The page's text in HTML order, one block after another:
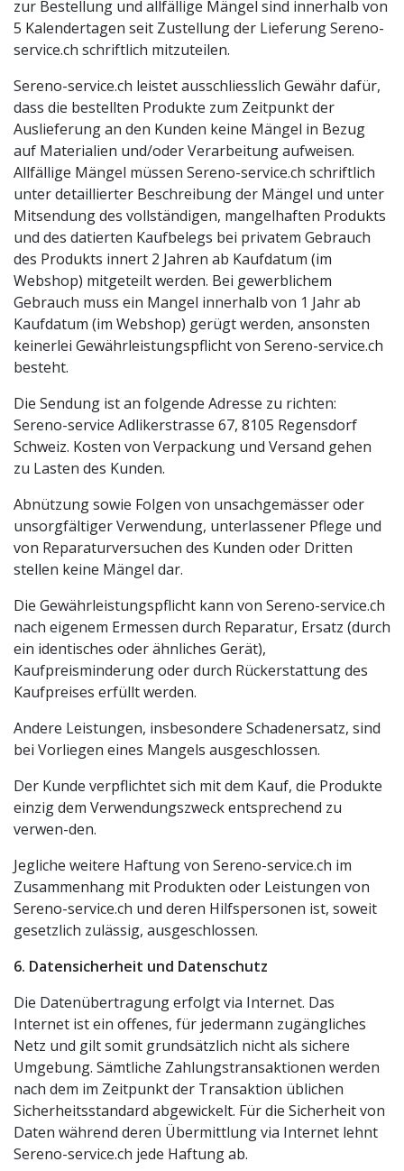
zur Bestellung und allfällige Mängel sind innerhalb von
5 Kalendertagen seit Zustellung der Lieferung Sereno-
service.ch schriftlich mitzuteilen.
Sereno-service.ch leistet ausschliesslich Gewähr dafür,
dass die bestellten Produkte zum Zeitpunkt der
Auslieferung an den Kunden keine Mängel in Bezug
auf Materialien und/oder Verarbeitung aufweisen.
Allfällige Mängel müssen Sereno-service.ch schriftlich
unter detaillierter Beschreibung der Mängel und unter
Mitsendung des vollständigen, mangelhaften Produkts
und des datierten Kaufbelegs bei privatem Gebrauch
des Produkts innert 2 Jahren ab Kaufdatum (im
Webshop) mitgeteilt werden. Bei gewerblichem
Gebrauch muss ein Mangel innerhalb von 1 Jahr ab
Kaufdatum (im Webshop) gerügt werden, ansonsten
keinerlei Gewährleistungspflicht von Sereno-service.ch
besteht.
Die Sendung ist an folgende Adresse zu richten:
Sereno-service Adlikerstrasse 67, 8105 Regensdorf
Schweiz. Kosten von Verpackung und Versand gehen
zu Lasten des Kunden.
Abnützung sowie Folgen von unsachgemässer oder
unsorgfältiger Verwendung, unterlassener Pflege und
von Reparaturversuchen des Kunden oder Dritten
stellen keine Mängel dar.
Die Gewährleistungspflicht kann von Sereno-service.ch
nach eigenem Ermessen durch Reparatur, Ersatz (durch
ein identisches oder ähnliches Gerät),
Kaufpreisminderung oder durch Rückerstattung des
Kaufpreises erfüllt werden.
Andere Leistungen, insbesondere Schadenersatz, sind
bei Vorliegen eines Mangels ausgeschlossen.
Der Kunde verpflichtet sich mit dem Kauf, die Produkte
einzig dem Verwendungszweck entsprechend zu
verwen-den.
Jegliche weitere Haftung von Sereno-service.ch im
Zusammenhang mit Produkten oder Leistungen von
Sereno-service.ch und deren Hilfspersonen ist, soweit
gesetzlich zulässig, ausgeschlossen.
6. Datensicherheit und Datenschutz
Die Datenübertragung erfolgt via Internet. Das
Internet ist ein offenes, für jedermann zugängliches
Netz und gilt somit grundsätzlich nicht als sichere
Umgebung. Sämtliche Zahlungstransaktionen werden
nach dem im Zeitpunkt der Transaktion üblichen
Sicherheitsstandard abgewickelt. Für die Sicherheit von
Daten während deren Übermittlung via Internet lehnt
Sereno-service.ch jede Haftung ab.